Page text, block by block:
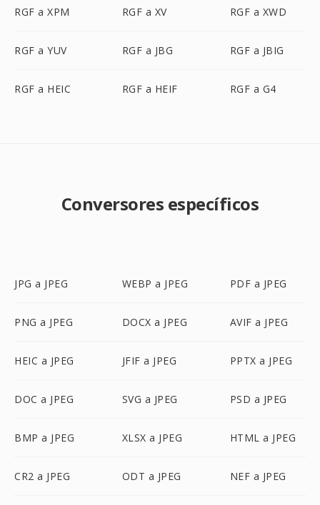
RGF a XPM RGF a XV RGF a XWD
RGF a YUV RGF a JBG RGF a JBIG
RGF a HEIC RGF a HEIF RGF a G4
Conversores específicos
JPG a JPEG WEBP a JPEG PDF a JPEG
PNG a JPEG DOCX a JPEG AVIF a JPEG
HEIC a JPEG JFIF a JPEG PPTX a JPEG
DOC a JPEG SVG a JPEG PSD a JPEG
BMP a JPEG XLSX a JPEG HTML a JPEG
CR2 a JPEG ODT a JPEG NEF a JPEG